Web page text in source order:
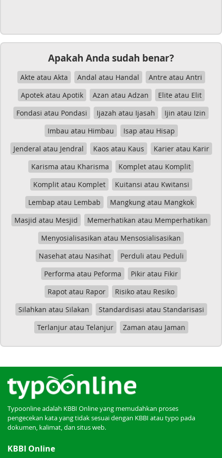
Apakah Anda sudah benar?
Akte atau Akta Andal atau Handal
Antre atau Antri
Apotek atau Apotik
Azan atau Adzan
Elite atau Elit
Fondasi atau Pondasi
Ijazah atau Ijasah
Ijin atau Izin
Imbau atau Himbau
Isap atau Hisap
Jenderal atau Jendral
Kaos atau Kaus
Karier atau Karir
Karisma atau Kharisma
Komplet atau Komplit
Komplit atau Komplet
Kuitansi atau Kwitansi
Lembap atau Lembab
Mangkung atau Mangkok
Masjid atau Mesjid
Memerhatikan atau Memperhatikan
Menyosialisasikan atau Mensosialisasikan
Nasehat atau Nasihat
Perduli atau Peduli
Performa atau Peforma
Pikir atau Fikir
Rapot atau Rapor
Risiko atau Resiko
Silahkan atau Silakan
Standardisasi atau Standarisasi
Terlanjur atau Telanjur
Zaman atau Jaman
Typoonline adalah KBBI Online yang memudahkan proses
pengecekan kata yang tidak sesuai dengan KBBI atau typo pada
dokumen, kalimat, dan situs web.
KBBI Online